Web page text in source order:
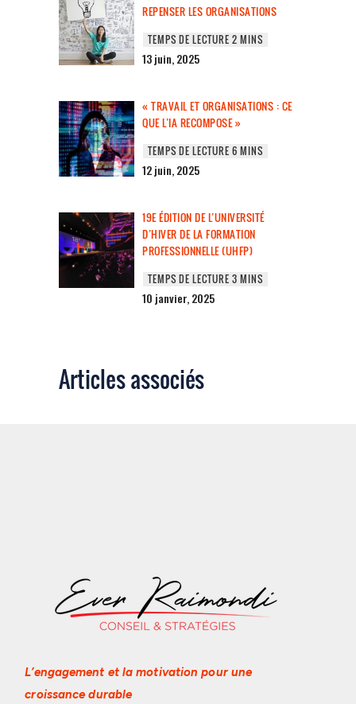
REPENSER LES ORGANISATIONS
13 juin, 2025
« TRAVAIL ET ORGANISATIONS : CE
QUE L’IA RECOMPOSE »
12 juin, 2025
19E ÉDITION DE L’UNIVERSITÉ
D’HIVER DE LA FORMATION
PROFESSIONNELLE (UHFP)
10 janvier, 2025
Articles associés
L’engagement et la motivationpour une
croissance durable